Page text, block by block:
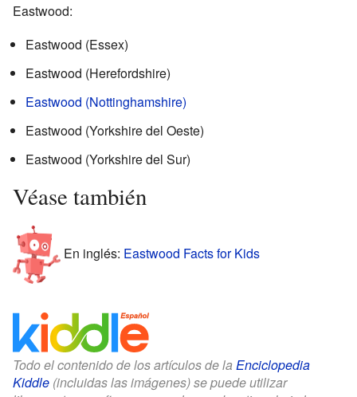
Eastwood:
Eastwood (Essex)
Eastwood (Herefordshire)
Eastwood (Nottinghamshire)
Eastwood (Yorkshire del Oeste)
Eastwood (Yorkshire del Sur)
Véase también
En inglés: Eastwood Facts for Kids
Todo el contenido de los artículos de la Enciclopedia
Kiddle (incluidas las imágenes) se puede utilizar